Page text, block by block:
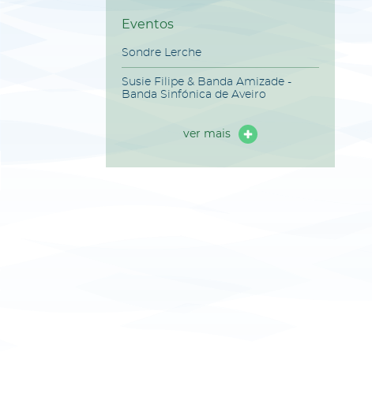
Eventos
Sondre Lerche
Susie Filipe & Banda Amizade -
Banda Sinfónica de Aveiro
ver mais